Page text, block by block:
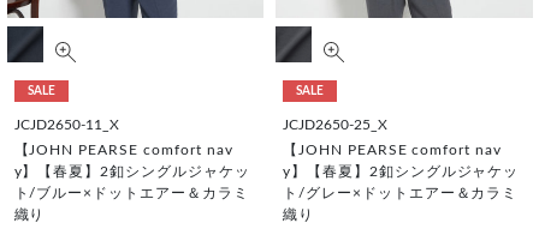
SALE
JCJD2650-11_X
【JOHN PEARSE comfort nav
y】【春夏】2釦シングルジャケッ
ト/ブルー×ドットエアー＆カラミ
織り
SALE
JCJD2650-25_X
【JOHN PEARSE comfort nav
y】【春夏】2釦シングルジャケッ
ト/グレー×ドットエアー＆カラミ
織り